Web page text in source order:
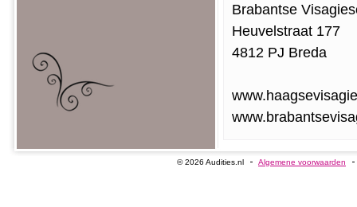
Brabantse
Heuvelstraat 177
4812 PJ Breda
© 2026 Audities.nl Algemene voorwaarden